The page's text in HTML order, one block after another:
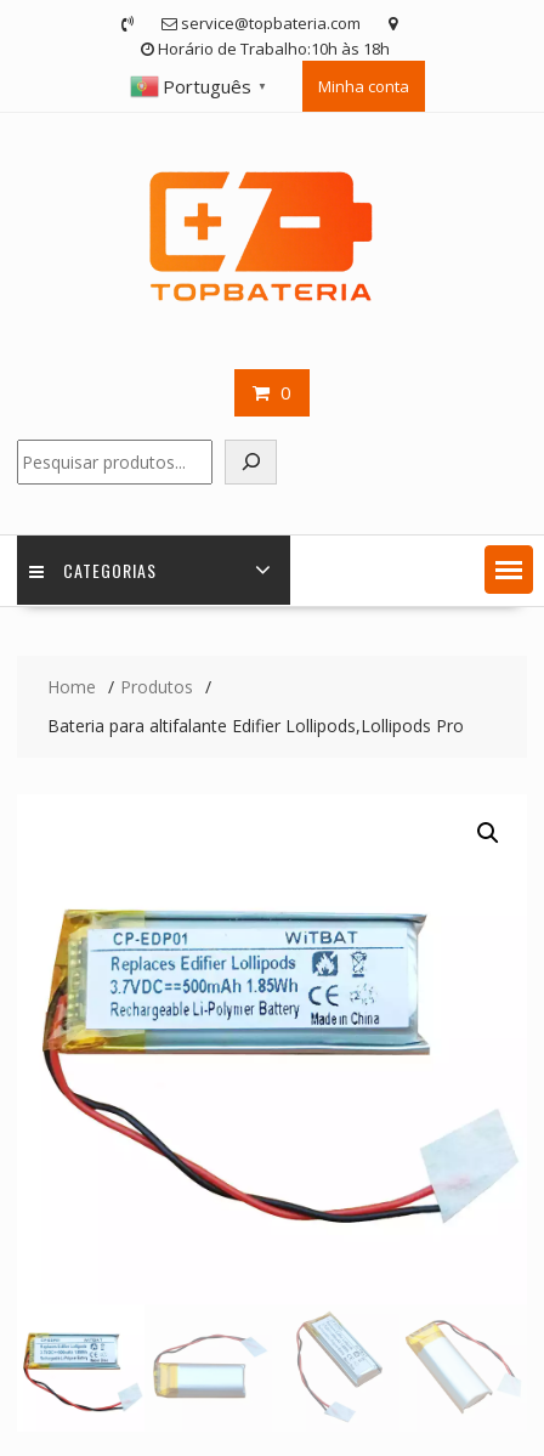
service@topbateria.com
Horário de Trabalho:10h às 18h
Português ▼ Minha conta
0
CATEGORIAS
Home
Produtos
Bateria para altifalante Edifier Lollipods,Lollipods Pro